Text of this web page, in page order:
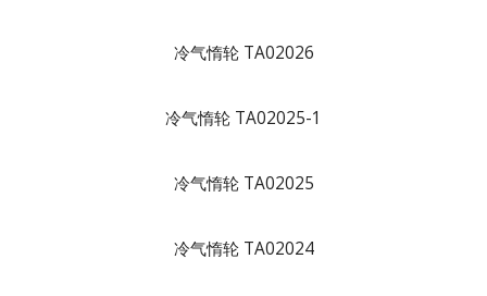
冷气惰轮 TA02026
冷气惰轮 TA02025-1
冷气惰轮 TA02025
冷气惰轮 TA02024